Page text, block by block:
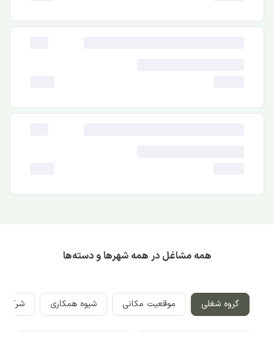
همه مشاغل در همه شهرها و دسته‌ها
گروه شغلی موقعیت مکانی شیوه همکاری